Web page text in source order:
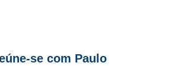
se com Paulo